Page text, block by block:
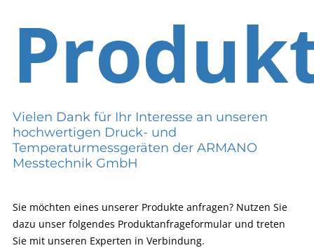
Vielen Dank für Ihr Interesse an unseren
hochwertigen Druck- und
Temperaturmessgeräten der ARMANO
Messtechnik GmbH
Sie möchten eines unserer Produkte anfragen? Nutzen Sie
dazu unser folgendes Produktanfrageformular und treten
Sie mit unseren Experten in Verbindung.